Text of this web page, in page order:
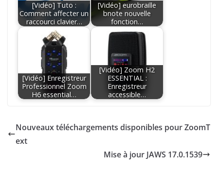
[Vidéo] Tuto :
Comment affecter un
raccourci clavier…
[Vidéo] eurobraille
bnote nouvelle
fonction…
[Vidéo] Enregistreur
Professionnel Zoom
H6 essential…
[Vidéo] Zoom H2
ESSENTIAL :
Enregistreur
accessible…
Nouveaux téléchargements disponibles pour ZoomT
ext
Mise à jour JAWS 17.0.1539